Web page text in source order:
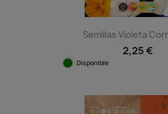
Semillas Violeta
2,25 €
Disponible